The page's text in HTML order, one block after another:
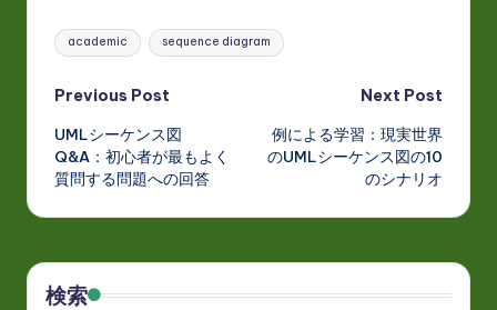
Tags:
academic sequence diagram
Post
navigation
Previous Post
UMLシーケンス図
Q&A：初心者が最もよく
質問する問題への回答
Next Post
例による学習：現実世界
のUMLシーケンス図の10
のシナリオ
検索